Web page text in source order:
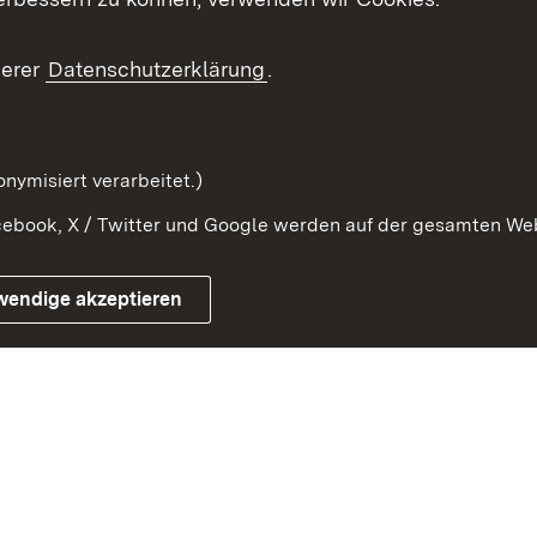
Gesetzblatt
Impressum
Datenschutzerklärung.
verarbeitet.)
X / Twitter und Google werden auf der gesamten
akzeptieren